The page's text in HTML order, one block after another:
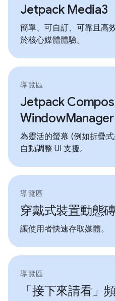
Jetpack Media3
簡單、可自訂、可靠且高
於核心媒體體驗。
導覽區
Jetpack
WindowManager
為靈活的螢幕 (例如折疊
自動調整 UI 支援。
導覽區
穿戴式裝置動態
讓使用者快速存取媒體。
導覽區
「接下來請看」